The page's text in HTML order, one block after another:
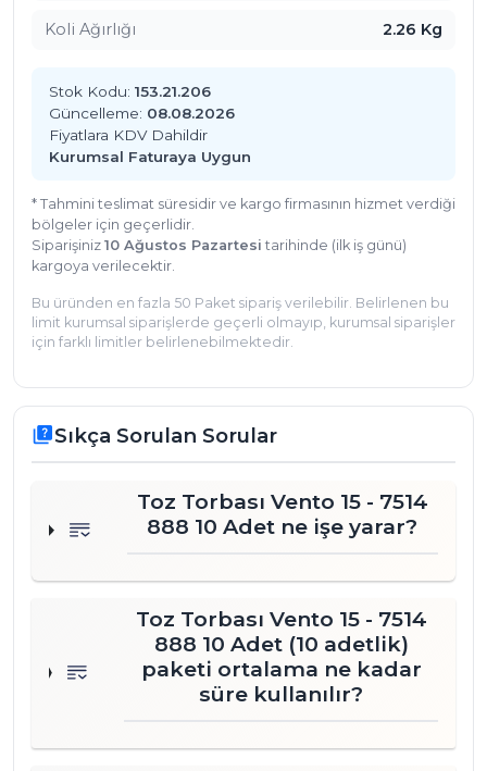
Kolay montaj
Koli Ağırlığı 2.26 Kg
Stok Kodu: 153.21.206
Güncelleme: 08.08.2026
Fiyatlara KDV Dahildir
Kurumsal Faturaya Uygun
* Tahmini teslimat süresidir ve kargo firmasının hizmet verdiği
bölgeler için geçerlidir.
Siparişiniz 10 Ağustos Pazartesi tarihinde (ilk iş günü)
kargoya verilecektir.
Bu üründen en fazla 50 Paket sipariş verilebilir. Belirlenen bu
limit kurumsal siparişlerde geçerli olmayıp, kurumsal siparişler
için farklı limitler belirlenebilmektedir.
quizSıkça Sorulan Sorular
Toz Torbası Vento 15 - 7514
888 10 Adet ne işe yarar?
Toz Torbası Vento 15 - 7514
888 10 Adet (10 adetlik)
paketi ortalama ne kadar
süre kullanılır?